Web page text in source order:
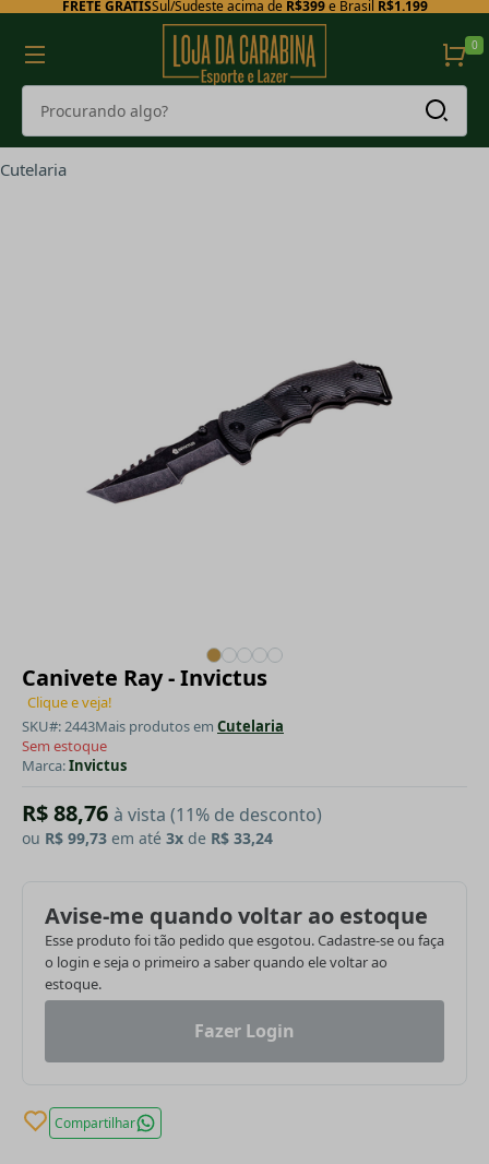
FRETE GRÁTISSul/Sudeste acima de R$399e Brasil R$1.199
0
Cutelaria
Canivete Ray - Invictus
Clique e veja!
SKU#: 2443Mais produtos em Cutelaria
Sem estoque
Marca:Invictus
R$ 88,76 à vista (11% de desconto)
ou R$ 99,73 em até 3x de R$ 33,24
Avise-me quando voltar ao estoque
Esse produto foi tão pedido que esgotou. Cadastre-se ou faça
o login e seja o primeiro a saber quando ele voltar ao
estoque.
Fazer Login
Compartilhar